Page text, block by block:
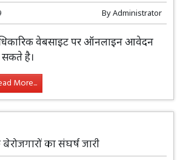
ByAdministrator
वेबसाइट पर ऑनलाइन आवेदन
है।
More...
का संघर्ष जारी